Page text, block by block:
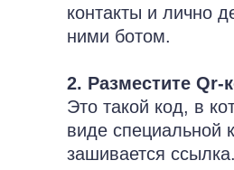
контакты и лично
ними ботом.
2. Разместите Qr-
Это такой код, в
виде специальной
зашивается